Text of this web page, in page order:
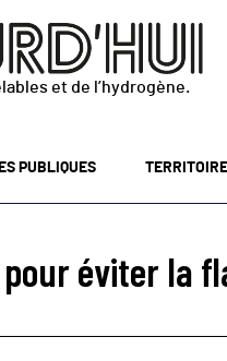
et de l’hydrogène.
PUBLIQUES
éviter la